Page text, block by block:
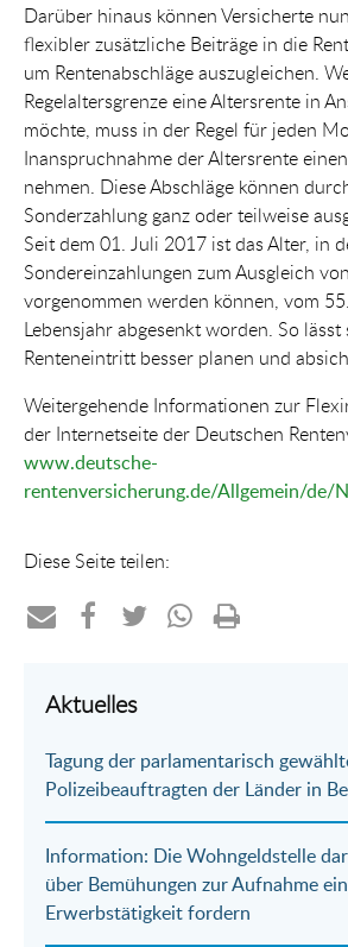
Darüber hinaus können Versicherte
flexibler zusätzliche Beiträge in die
um Rentenabschläge auszugleichen.
Regelaltersgrenze eine Altersrente in
möchte, muss in der Regel für jeden
Inanspruchnahme der Altersrente
nehmen. Diese Abschläge können
Sonderzahlung ganz oder teilweise
Seit dem 01. Juli 2017 ist das Alter, in
Sondereinzahlungen zum Ausgleich
vorgenommen werden können, vom
Lebensjahr abgesenkt worden. So
Renteneintritt besser planen und
Weitergehende Informationen zur
der Internetseite der Deutschen
www.deutsche-
rentenversicherung.de/Allgemein/de/
Diese Seite teilen:
per
Mail
auf
Aktuelles
Tagung der parlamentarisch
Polizeibeauftragten der Länder in
Information: Die Wohngeldstelle
über Bemühungen zur Aufnahme
Erwerbstätigkeit fordern